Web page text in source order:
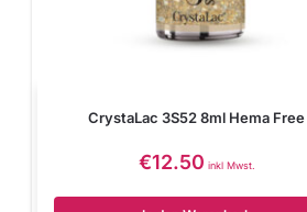
CrystaLac 3S52 8ml Hema Free
€12.50 inkl Mwst.